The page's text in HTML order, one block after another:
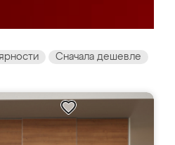
Сначала дешевле